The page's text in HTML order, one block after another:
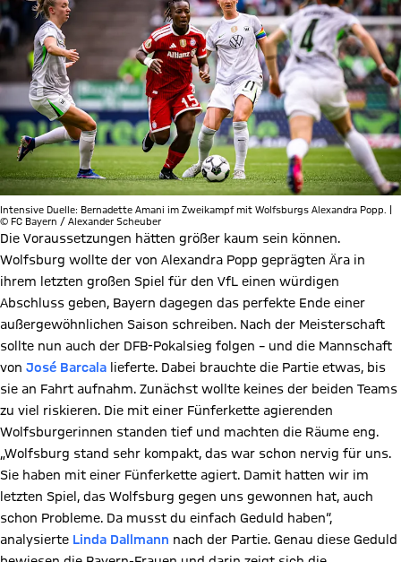
Intensive Duelle: Bernadette Amani im Zweikampf mit Wolfsburgs Alexandra Popp. |
© FC Bayern / Alexander Scheuber
Die Voraussetzungen hätten größer kaum sein können.
Wolfsburg wollte der von Alexandra Popp geprägten Ära in
ihrem letzten großen Spiel für den VfL einen würdigen
Abschluss geben, Bayern dagegen das perfekte Ende einer
außergewöhnlichen Saison schreiben. Nach der Meisterschaft
sollte nun auch der DFB-Pokalsieg folgen – und die Mannschaft
von José Barcala lieferte. Dabei brauchte die Partie etwas, bis
sie an Fahrt aufnahm. Zunächst wollte keines der beiden Teams
zu viel riskieren. Die mit einer Fünferkette agierenden
Wolfsburgerinnen standen tief und machten die Räume eng.
„Wolfsburg stand sehr kompakt, das war schon nervig für uns.
Sie haben mit einer Fünferkette agiert. Damit hatten wir im
letzten Spiel, das Wolfsburg gegen uns gewonnen hat, auch
schon Probleme. Da musst du einfach Geduld haben“,
analysierte Linda Dallmann nach der Partie. Genau diese Geduld